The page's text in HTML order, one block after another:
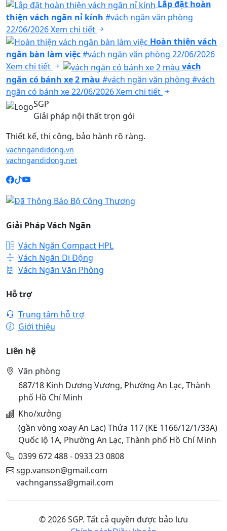
Lắp đặt hoàn
thiện vách ngăn nỉ kính #vách ngăn văn phòng
22/06/2026Xem chi tiết
Hoàn thiện vách
ngăn bàn làm việc#vách ngăn văn phòng 22/06/2026
Xem chi tiết
vách
ngăn có bánh xe 2 màu #vách ngăn văn phòng #vách
ngăn có bánh xe22/06/2026Xem chi tiết
SGP
Giải pháp nội thất trọn gói
Thiết kế, thi công, bảo hành rõ ràng.
vachngandidong.vn
vachngandidong.net
Giải Pháp Vách Ngăn
Vách Ngăn Compact HPL
Vách Ngăn Di Động
Vách Ngăn Văn Phòng
Hỗ trợ
Trung tâm hỗ trợ
Giới thiệu
Liên hệ
Văn phòng
687/18 Kinh Dương Vương, Phường An Lạc, Thành
phố Hồ Chí Minh
Kho/xưởng
(gần vòng xoay An Lạc) Thửa 117 (KE 1166/12/1/33A)
Quốc lộ 1A, Phường An Lạc, Thành phố Hồ Chí Minh
0399 672 488 - 0933 23 0808
sgp.vanson@gmail.com
vachnganssa@gmail.com
© 2026 SGP. Tất cả quyền được bảo lưu